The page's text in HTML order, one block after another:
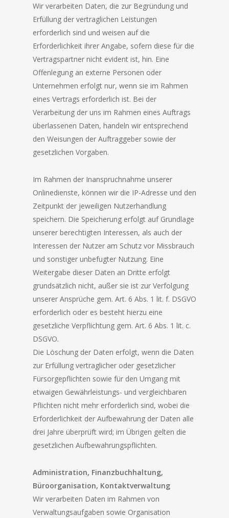
Wir verarbeiten Daten, die zur Begründung und
Erfüllung der vertraglichen Leistungen
erforderlich sind und weisen auf die
Erforderlichkeit ihrer Angabe, sofern diese für die
Vertragspartner nicht evident ist, hin. Eine
Offenlegung an externe Personen oder
Unternehmen erfolgt nur, wenn sie im Rahmen
eines Vertrags erforderlich ist. Bei der
Verarbeitung der uns im Rahmen eines Auftrags
überlassenen Daten, handeln wir entsprechend
den Weisungen der Auftraggeber sowie der
gesetzlichen Vorgaben.
Im Rahmen der Inanspruchnahme unserer
Onlinedienste, können wir die IP-Adresse und den
Zeitpunkt der jeweiligen Nutzerhandlung
speichern. Die Speicherung erfolgt auf Grundlage
unserer berechtigten Interessen, als auch der
Interessen der Nutzer am Schutz vor Missbrauch
und sonstiger unbefugter Nutzung. Eine
Weitergabe dieser Daten an Dritte erfolgt
grundsätzlich nicht, außer sie ist zur Verfolgung
unserer Ansprüche gem. Art. 6 Abs. 1 lit. f. DSGVO
erforderlich oder es besteht hierzu eine
gesetzliche Verpflichtung gem. Art. 6 Abs. 1 lit. c.
DSGVO.
Die Löschung der Daten erfolgt, wenn die Daten
zur Erfüllung vertraglicher oder gesetzlicher
Fürsorgepflichten sowie für den Umgang mit
etwaigen Gewährleistungs- und vergleichbaren
Pflichten nicht mehr erforderlich sind, wobei die
Erforderlichkeit der Aufbewahrung der Daten alle
drei Jahre überprüft wird; im Übrigen gelten die
gesetzlichen Aufbewahrungspflichten.
Administration, Finanzbuchhaltung,
Büroorganisation, Kontaktverwaltung
Wir verarbeiten Daten im Rahmen von
Verwaltungsaufgaben sowie Organisation